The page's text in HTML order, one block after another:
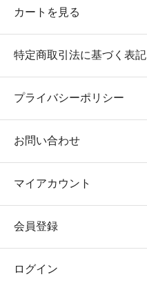
カートを見る
特定商取引法に基づく表記
プライバシーポリシー
お問い合わせ
マイアカウント
会員登録
ログイン